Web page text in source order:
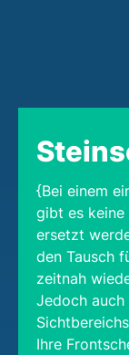
{Bei einem
gibt es keine
ersetzt
den Tausch
zeitnah
Jedoch
Ihre